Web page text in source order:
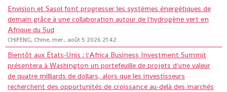
Envision et Sasol font progresser les systèmes énergétiques de
demain grâce à une collaboration autour de l'hydrogène vert en
Afrique du Sud
CHIFENG, Chine, mer., août 5 2026 21:42
Bientôt aux États-Unis : l'Africa Business Investment Summit
présentera à Washington un portefeuille de projets d'une valeur
de quatre milliards de dollars, alors que les investisseurs
recherchent des opportunités de croissance au-delà des marchés